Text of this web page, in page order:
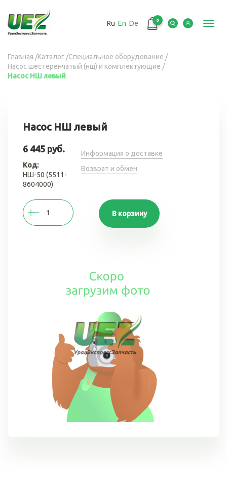
основному
содержанию
Ru En De 0
Вы
здесь
Главная /Каталог /Специальное оборудование /
Насос шестеренчатый (нш) и комплектующие /
Насос НШ левый
Насос НШ левый
6 445 руб.
Код:
НШ-50 (5511-
8604000)
Информация о доставке
Возврат и обмен
В корзину